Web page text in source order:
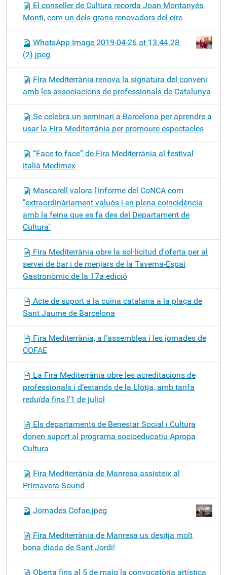
El conseller de Cultura recorda Joan Montanyés,
Monti, com un dels grans renovadors del circ
WhatsApp Image 2019-04-26 at 13.44.28
(2).jpeg
Fira Mediterrània renova la signatura del conveni
amb les associacions de professionals de Catalunya
Se celebra un seminari a Barcelona per aprendre a
usar la Fira Mediterrània per promoure espectacles
“Face to face” de Fira Mediterrània al festival
italià Medimex
Mascarell valora l'informe del CoNCA com
"extraordinàriament valuós i en plena coincidència
amb la feina que es fa des del Departament de
Cultura"
Fira Mediterrània obre la sol·licitud d'oferta per al
servei de bar i de menjars de la Taverna-Espai
Gastronòmic de la 17a edició
Acte de suport a la cuina catalana a la plaça de
Sant Jaume de Barcelona
Fira Mediterrània, a l’assemblea i les jornades de
COFAE
La Fira Mediterrània obre les acreditacions de
professionals i d’estands de la Llotja, amb tarifa
reduïda fins l'1 de juliol
Els departaments de Benestar Social i Cultura
donen suport al programa socioeducatiu Apropa
Cultura
Fira Mediterrània de Manresa assisteix al
Primavera Sound
Jornades Cofae.jpeg
Fira Mediterrània de Manresa us desitja molt
bona diada de Sant Jordi!
Oberta fins al 5 de maig la convocatòria artística